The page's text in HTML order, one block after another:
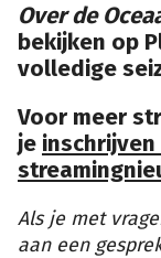
Over de
bekijken op
volledige
Voor meer
je
Als je met
aan een